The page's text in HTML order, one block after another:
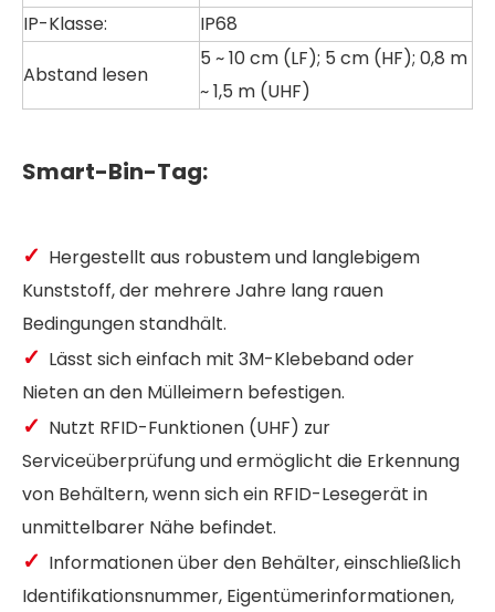
IP-Klasse:
IP68
Abstand lesen
5 ~ 10 cm (LF); 5 cm (HF); 0,8 m
~ 1,5 m (UHF)
Smart-Bin-Tag:
✓ Hergestellt aus robustem und langlebigem
Kunststoff, der mehrere Jahre lang rauen
Bedingungen standhält.
✓ Lässt sich einfach mit 3M-Klebeband oder
Nieten an den Mülleimern befestigen.
✓ Nutzt RFID-Funktionen (UHF) zur
Serviceüberprüfung und ermöglicht die Erkennung
von Behältern, wenn sich ein RFID-Lesegerät in
unmittelbarer Nähe befindet.
✓ Informationen über den Behälter, einschließlich
Identifikationsnummer, Eigentümerinformationen,